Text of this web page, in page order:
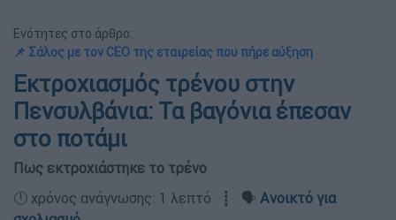
Ενότητες στο άρθρο:
📌 Σάλος με τον CEO της εταιρείας που πήρε αύξηση
Εκτροχιασμός τρένου στην
Πενσυλβάνια: Τα βαγόνια έπεσαν
στο ποτάμι
Πως εκτροχιάστηκε το τρένο
🕛 χρόνος ανάγνωσης: 1 λεπτό ┋ 🗣️ Ανοικτό για